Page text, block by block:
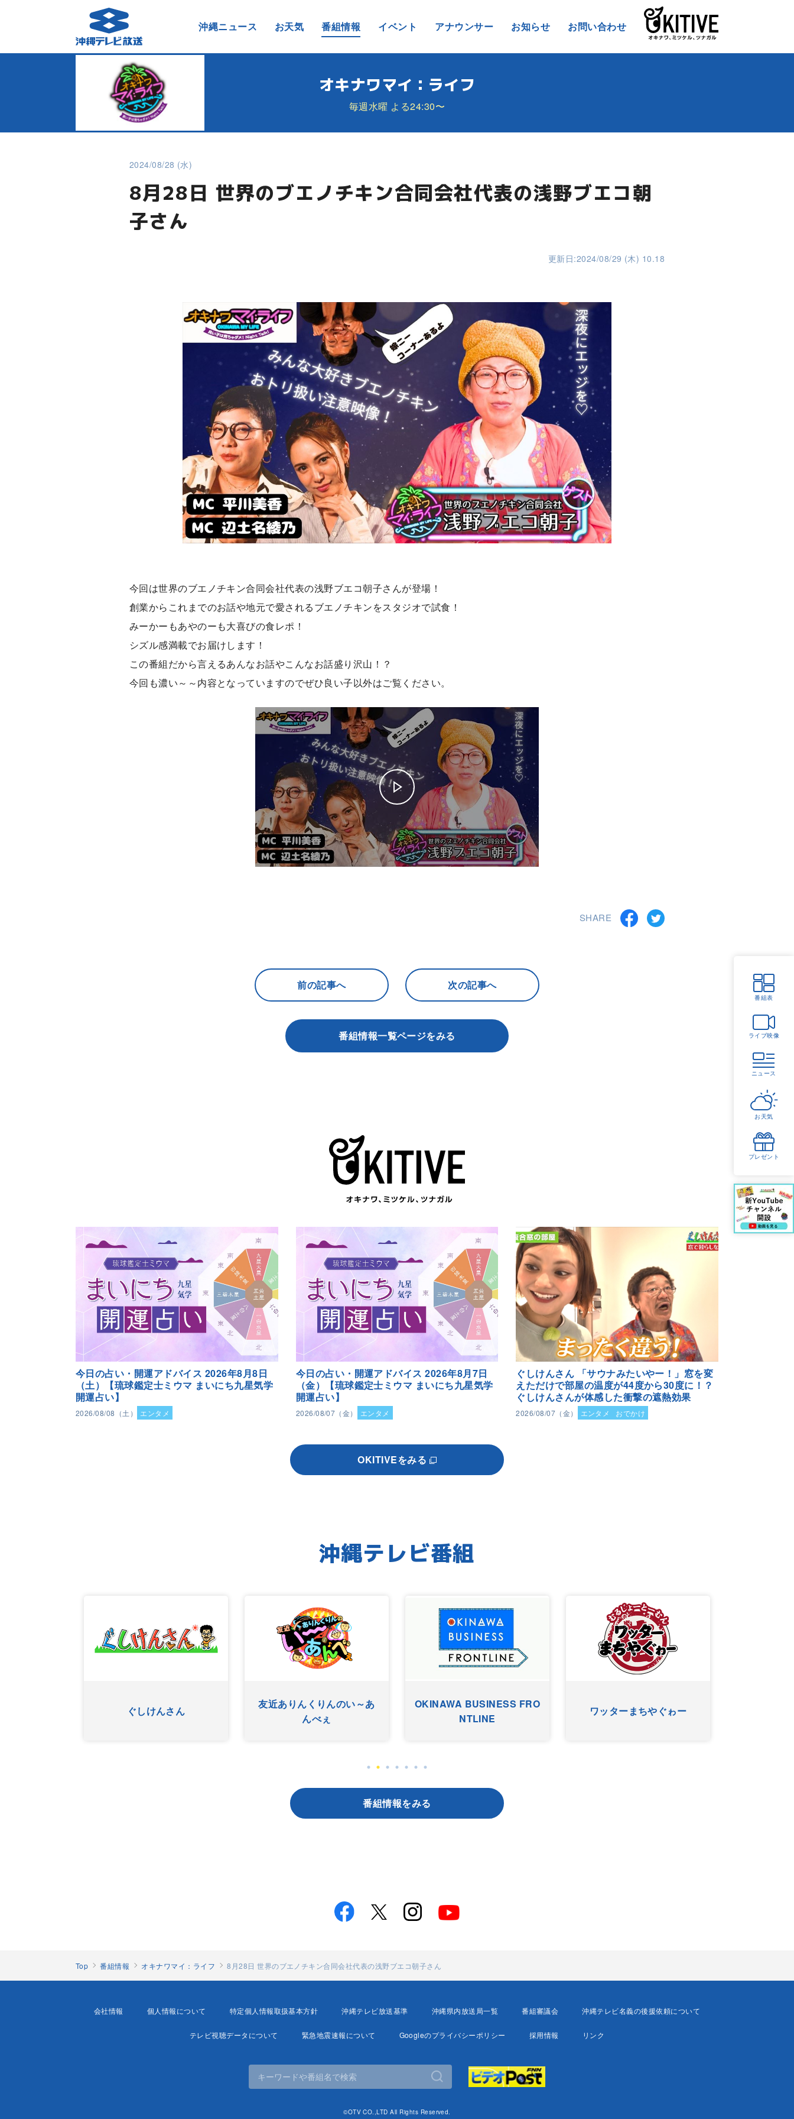
沖縄ニュース お天気 番組情報 イベント アナウンサー お知らせ お問い合わせ
番組表
ライブ映像
ニュース
お天気
プレゼント
オキナワマイ：ライフ
毎週水曜 よる24:30〜
2024/08/28 (水)
8月28日 世界のブエノチキン合同会社代表の浅野ブエコ朝
子さん
更新日:2024/08/29 (木) 10.18
今回は世界のブエノチキン合同会社代表の浅野ブエコ朝子さんが登場！
創業からこれまでのお話や地元で愛されるブエノチキンをスタジオで試食！
みーかーもあやのーも大喜びの食レポ！
シズル感満載でお届けします！
この番組だから言えるあんなお話やこんなお話盛り沢山！？
今回も濃い～～内容となっていますのでぜひ良い子以外はご覧ください。
SHARE
前の記事へ 次の記事へ
番組情報一覧ページをみる
今日の占い・開運アドバイス 2026年8月8日
（土）【琉球鑑定士ミウマ まいにち九星気学
開運占い】
2026/08/08（土） エンタメ
今日の占い・開運アドバイス 2026年8月7日
（金）【琉球鑑定士ミウマ まいにち九星気学
開運占い】
2026/08/07（金） エンタメ
ぐしけんさん 「サウナみたいやー！」窓を変
えただけで部屋の温度が44度から30度に！？
ぐしけんさんが体感した衝撃の遮熱効果
2026/08/07（金） エンタメ おでかけ
OKITIVEをみる
沖縄テレビ番組
ぐしけんさん
友近ありんくりんのい～あ
んべぇ
OKINAWA BUSINESS FRO
NTLINE
ワッターまちやぐゎー
番組情報をみる
Top 番組情報 オキナワマイ：ライフ 8月28日 世界のブエノチキン合同会社代表の浅野ブエコ朝子さん
会社情報 個人情報について 特定個人情報取扱基本方針 沖縄テレビ放送基準 沖縄県内放送局一覧 番組審議会 沖縄テレビ名義の後援依頼について
テレビ視聴データについて 緊急地震速報について Googleのプライバシーポリシー 採用情報 リンク
©OTV CO.,LTD All Rights Reserved.